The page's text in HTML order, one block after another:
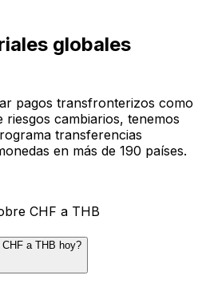
globales
pagos transfronterizos como
riesgos cambiarios, tenemos
transferencias
en más de 190 países.
CHF a THB
a THB hoy?